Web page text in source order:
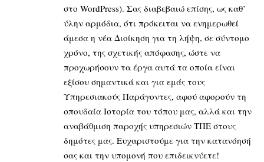
στο WordPress). Σας διαβεβαιώ επίσης, ως καθ’
ύλην αρμόδια, ότι πρόκειται να ενημερωθεί
άμεσα η νέα Διοίκηση για τη λήψη, σε σύντομο
χρόνο, της σχετικής απόφασης, ώστε να
προχωρήσουν τα έργα αυτά τα οποία είναι
εξίσου σημαντικά και για εμάς τους
Υπηρεσιακούς Παράγοντες, αφού αφορούν τη
σπουδαία Ιστορία του τόπου μας, αλλά και την
αναβάθμιση παροχής υπηρεσιών ΤΠΕ στους
δημότες μας. Ευχαριστούμε για την κατανόησή
σας και την υπομονή που επιδεικνύετε!